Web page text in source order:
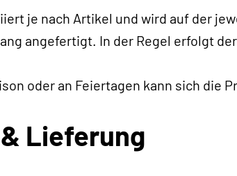
je nach Artikel und wird auf der
angefertigt. In der Regel erfolgt
oder an Feiertagen kann sich die
Lieferung